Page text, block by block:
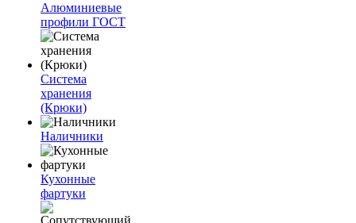
Алюминиевые
профили ГОСТ
Система
хранения
(Крюки)
Наличники
Кухонные
фартуки